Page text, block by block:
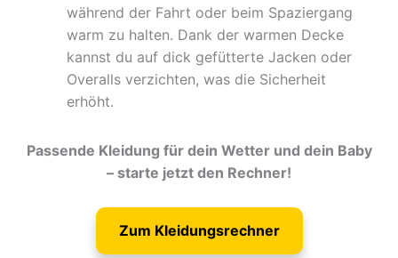
während der Fahrt oder beim Spaziergang
warm zu halten. Dank der warmen Decke
kannst du auf dick gefütterte Jacken oder
Overalls verzichten, was die Sicherheit
erhöht.
Passende Kleidung für dein Wetter und dein Baby
– starte jetzt den Rechner!
Zum Kleidungsrechner